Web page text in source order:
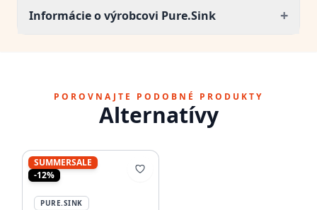
Informácie o výrobcovi Pure.Sink +
POROVNAJTE PODOBNÉ PRODUKTY
Alternatívy
SUMMERSALE
-12%
PURE.SINK